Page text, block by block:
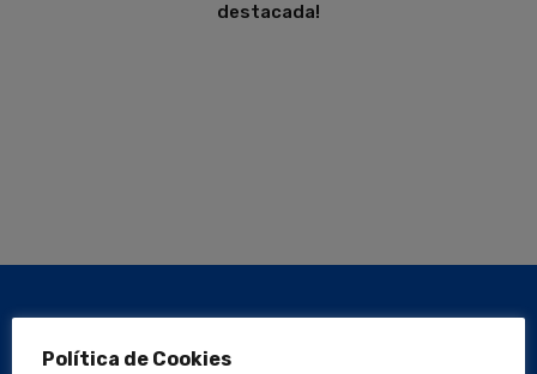
destacada!
Política de Cookies